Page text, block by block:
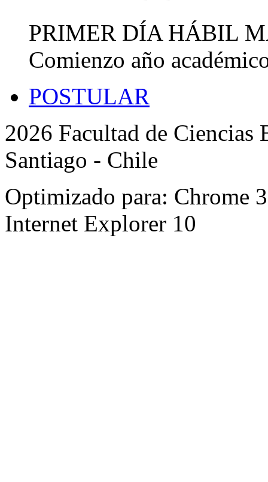
PRIMER DÍA HÁBIL
Comienzo año
POSTULAR
2026 Facultad de
Santiago - Chile
Optimizado para: Chrome
Internet Explorer 10